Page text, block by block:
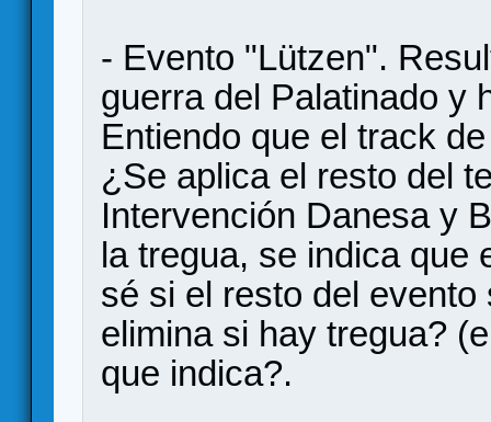
- Evento "Lützen".
guerra del Palatinado y
Entiendo que el track
¿Se aplica el resto del
Intervención Danesa y
la tregua, se indica que
sé si el resto del
elimina si hay tregua?
que indica?.